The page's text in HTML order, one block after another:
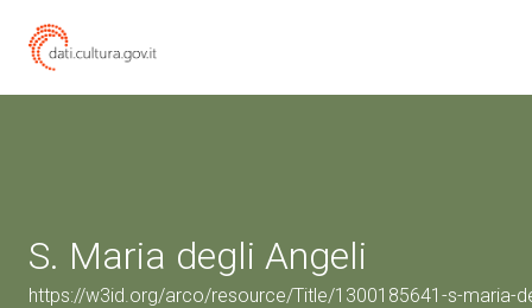
S. Maria degli Angeli
https://w3id.org/arco/resource/Title/1300185641-s-maria-